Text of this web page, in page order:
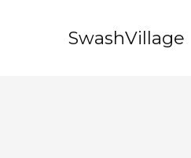
SwashVillage